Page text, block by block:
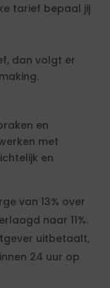
tarief bepaal jij
dan volgt er
en
met
en
van 13% over
naar 11%.
uitbetaalt,
24 uur op